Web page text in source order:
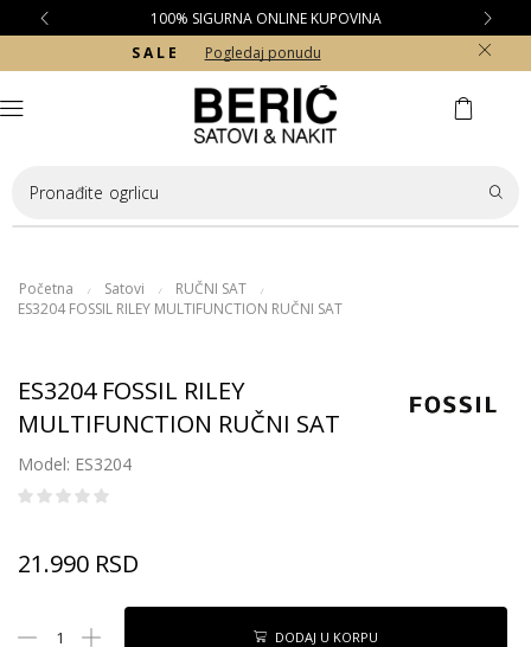
100% SIGURNA ONLINE KUPOVINA
S A L E
Pogledaj ponudu
Pronađite ogrlicu
Početna / Satovi / RUČNI SAT /
ES3204 FOSSIL RILEY MULTIFUNCTION RUČNI SAT
ES3204 FOSSIL RILEY
MULTIFUNCTION RUČNI SAT
Model: ES3204
21.990 RSD
DODAJ U KORPU